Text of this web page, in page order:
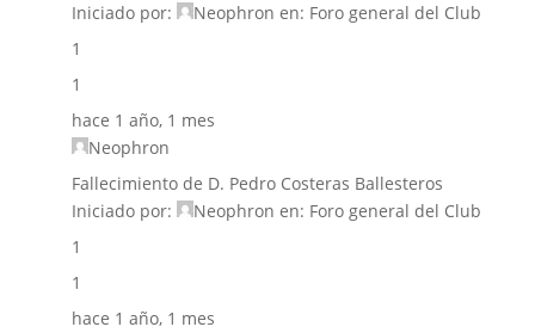
Iniciado por:
Neophron en: Foro general del Club
1
1
hace 1 año, 1 mes
Neophron
Fallecimiento de D. Pedro Costeras Ballesteros
Iniciado por:
Neophron en: Foro general del Club
1
1
hace 1 año, 1 mes